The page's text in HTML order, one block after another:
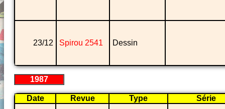
23/12 Spirou 2541 Dessin
1987
Date Revue Type Série